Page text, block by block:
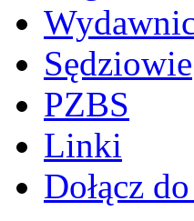
Sędziowie
PZBS
Linki
Dołącz